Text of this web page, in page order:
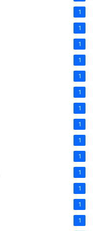
1
1
1
1
1
1
1
1
1
1
1
1
1
1